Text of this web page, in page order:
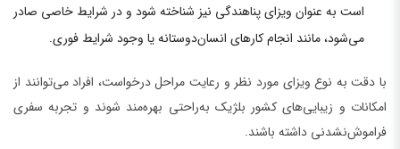
است به عنوان ویزای پناهندگی نیز شناخته شود و در شرایط خاصی صادر
می‌شود، مانند انجام کارهای انسان‌دوستانه یا وجود شرایط فوری.
با دقت به نوع ویزای مورد نظر و رعایت مراحل درخواست، افراد می‌توانند از
امکانات و زیبایی‌های کشور بلژیک به‌راحتی بهره‌مند شوند و تجربه سفری
فراموش‌نشدنی داشته باشند.